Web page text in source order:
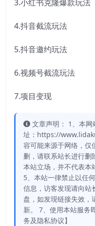
3.小红书克隆爆款玩法
4.抖音截流玩法
5.抖音邀约玩法
6.视频号截流玩法
7.项目变现
文章声明： 1、本
址：https://
容可能来源于网络，仅
删，请联系站长进行删
本站立场，并不代表本
5、本站一律禁止以任
信息，访客发现请向站
盘，如发现链接失效，
新。 7、使用本站服务
务及隐私协议】